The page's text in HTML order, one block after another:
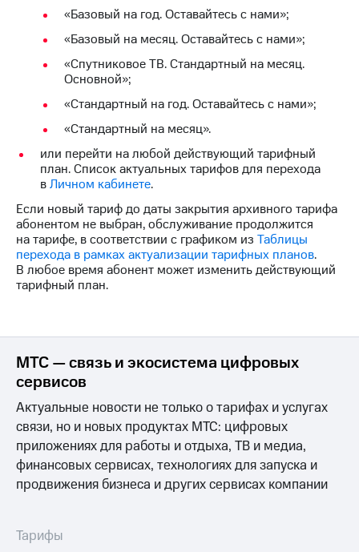
Оформить
eSIM
SIM-
для
иностранцев
Оформить
чистый
номер
Выбрать
красивый
номер
Заменить
SIM-
Перейти
eSIM
Выберите
и подключите
ТВ
с выгодным
тарифом
с карты
МТС
Выберите
и подключите
ТВ
с выгодным
тарифом
Тарифы
Интернет,
ТВ и телефон
для дома
Услуги
кабинет
и
ТВ
кабинет
спутникового
ТВ
Скачать
приложение
Мой
«Базовый на год. Оставайтесь с нами»;
«Базовый на месяц. Оставайтесь с нами»;
«Спутниковое ТВ. Стандартный на месяц.
Основной»;
«Стандартный на год. Оставайтесь с нами»;
«Стандартный на месяц».
или перейти на любой действующий тарифный
план. Список актуальных тарифов для перехода
вЛичном кабинете.
Если новый тариф до даты закрытия архивного тарифа
абонентом не выбран, обслуживание продолжится
на тарифе, в соответствии с графиком из Таблицы
перехода в рамках актуализации тарифных планов.
В любое время абонент может изменить действующий
тарифный план.
МТС — связь и экосистема цифровых
сервисов
Актуальные новости не только о тарифах и услугах
связи, но и новых продуктах МТС: цифровых
приложениях для работы и отдыха, ТВ и медиа,
финансовых сервисах, технологиях для запуска и
продвижения бизнеса и других сервисах компании
Тарифы